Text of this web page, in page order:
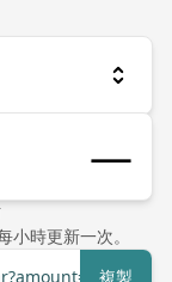
時更新一次。
複製